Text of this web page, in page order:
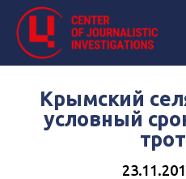
Крымский
условный